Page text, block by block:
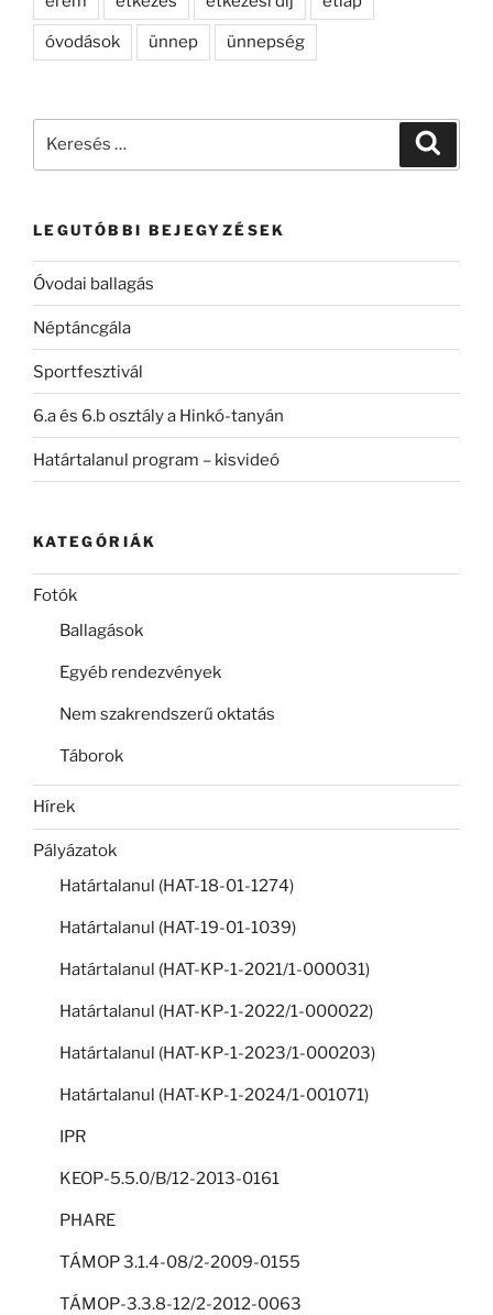
óvodások ünnep ünnepség
LEGUTÓBBI BEJEGYZÉSEK
Óvodai ballagás
Néptáncgála
Sportfesztivál
6.a és 6.b osztály a Hinkó-tanyán
Határtalanul program – kisvideó
KATEGÓRIÁK
Fotók
Ballagások
Egyéb rendezvények
Nem szakrendszerű oktatás
Táborok
Hírek
Pályázatok
Határtalanul (HAT-18-01-1274)
Határtalanul (HAT-19-01-1039)
Határtalanul (HAT-KP-1-2021/1-000031)
Határtalanul (HAT-KP-1-2022/1-000022)
Határtalanul (HAT-KP-1-2023/1-000203)
Határtalanul (HAT-KP-1-2024/1-001071)
IPR
KEOP-5.5.0/B/12-2013-0161
PHARE
TÁMOP 3.1.4-08/2-2009-0155
TÁMOP-3.3.8-12/2-2012-0063